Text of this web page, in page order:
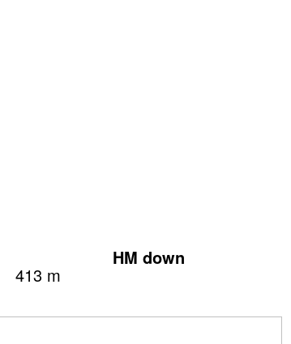
HM down
413 m